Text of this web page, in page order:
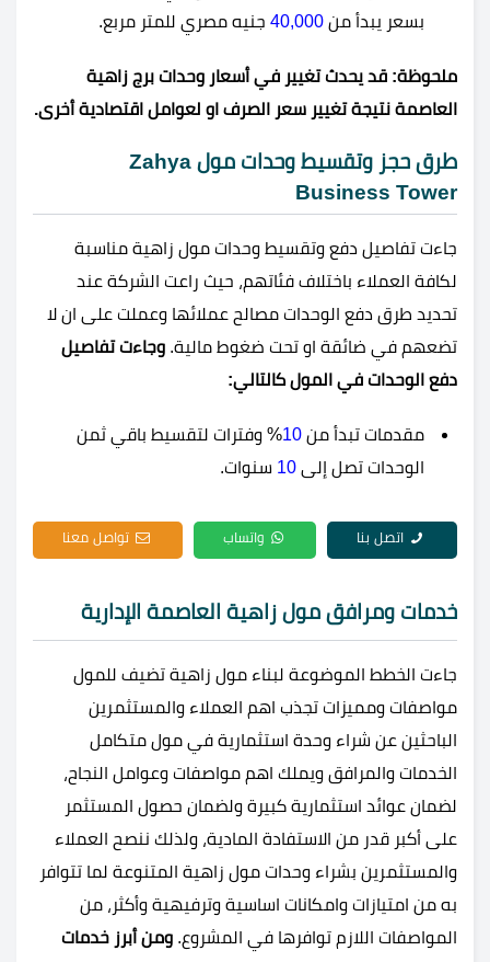
بسعر يبدأ من 40,000 جنيه مصري للمتر مربع.
ملحوظة: قد يحدث تغيير في أسعار وحدات برج زاهية
العاصمة نتيجة تغيير سعر الصرف او لعوامل اقتصادية أخرى.
طرق حجز وتقسيط وحدات مول Zahya
Business Tower
جاءت تفاصيل دفع وتقسيط وحدات مول زاهية مناسبة
لكافة العملاء باختلاف فئاتهم، حيث راعت الشركة عند
تحديد طرق دفع الوحدات مصالح عملائها وعملت على ان لا
تضعهم في ضائقة او تحت ضغوط مالية. وجاءت تفاصيل
دفع الوحدات في المول كالتالي:
مقدمات تبدأ من 10% وفترات لتقسيط باقي ثمن
الوحدات تصل إلى 10 سنوات.
اتصل بنا واتساب تواصل معنا
خدمات ومرافق مول زاهية العاصمة الإدارية
جاءت الخطط الموضوعة لبناء مول زاهية تضيف للمول
مواصفات ومميزات تجذب اهم العملاء والمستثمرين
الباحثين عن شراء وحدة استثمارية في مول متكامل
الخدمات والمرافق ويملك اهم مواصفات وعوامل النجاح،
لضمان عوائد استثمارية كبيرة ولضمان حصول المستثمر
على أكبر قدر من الاستفادة المادية، ولذلك ننصح العملاء
والمستثمرين بشراء وحدات مول زاهية المتنوعة لما تتوافر
به من امتيازات وامكانات اساسية وترفيهية وأكثر، من
المواصفات اللازم توافرها في المشروع. ومن أبرز خدمات